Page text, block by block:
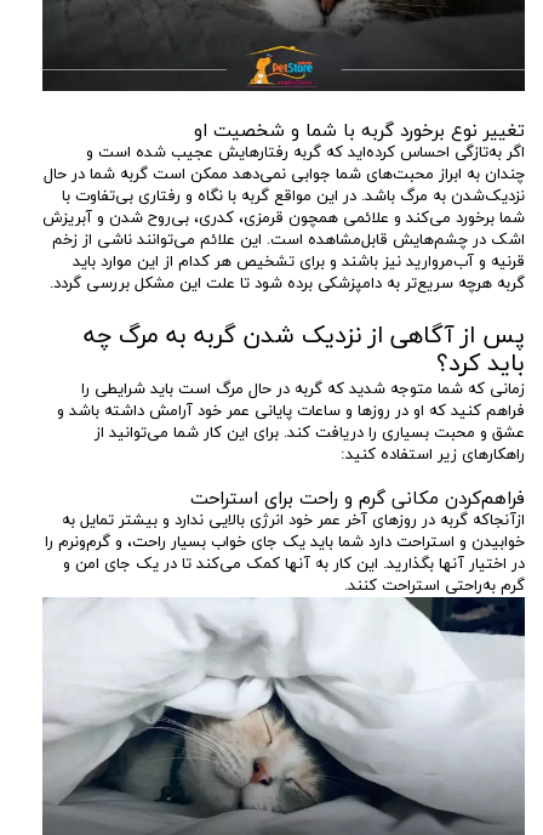
تغییر نوع برخورد گربه با شما و شخصیت او
اگر به‌تازگی احساس کرده‌اید که گربه رفتارهایش عجیب شده است و
چندان به ابراز محبت‌های شما جوابی نمی‌دهد ممکن است گربه شما در حال
نزدیک‌شدن به مرگ باشد. در این مواقع گربه با نگاه و رفتاری بی‌تفاوت با
شما برخورد می‌کند و علائمی همچون قرمزی، کدری، بی‌روح شدن و آبریزش
اشک در چشم‌هایش قابل‌مشاهده است. این علائم می‌توانند ناشی از زخم
قرنیه و آب‌مروارید نیز باشند و برای تشخیص هر کدام از این موارد باید
گربه هرچه سریع‌تر به دامپزشکی برده شود تا علت این مشکل بررسی گردد.
پس از آگاهی از نزدیک شدن گربه به مرگ چه
باید کرد؟
زمانی که شما متوجه شدید که گربه در حال مرگ است باید شرایطی را
فراهم کنید که او در روزها و ساعات پایانی عمر خود آرامش داشته باشد و
عشق و محبت بسیاری را دریافت کند. برای این کار شما می‌توانید از
راهکارهای زیر استفاده کنید:
فراهم‌کردن مکانی گرم و راحت برای استراحت
ازآنجاکه گربه در روزهای آخر عمر خود انرژی بالایی ندارد و بیشتر تمایل به
خوابیدن و استراحت دارد شما باید یک جای خواب بسیار راحت، و گرم‌ونرم را
در اختیار آنها بگذارید. این کار به آنها کمک می‌کند تا در یک جای امن و
گرم به‌راحتی استراحت کنند.